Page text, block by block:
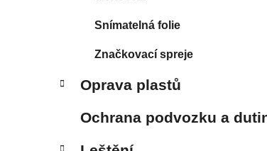
Snímatelná folie
Značkovací spreje
Oprava plastů
Ochrana podvozku a